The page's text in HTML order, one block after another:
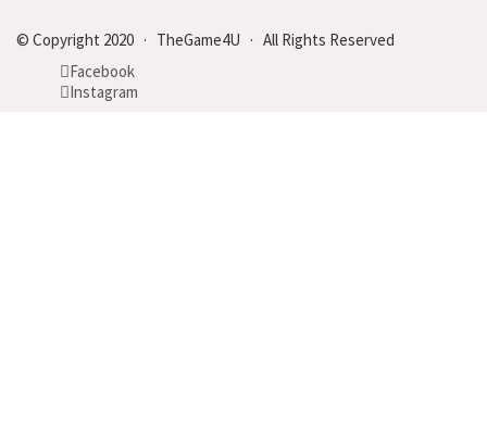
© Copyright 2020 · TheGame4U · All Rights Reserved
Facebook
Instagram